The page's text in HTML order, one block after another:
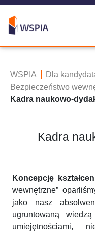
WSPIA Dla
Bezpieczeństwo
Kadra naukowo-
Kadra
Koncepcję
wewnętrzne”
jako nasz
ugruntowaną
umiejętnościami,